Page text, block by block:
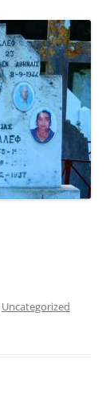
Uncategorized